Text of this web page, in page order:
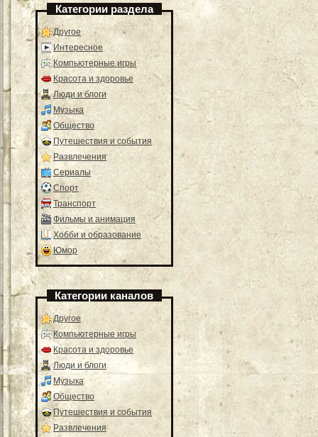
Категории раздела
Другое
Интересное
Компьютерные игры
Красота и здоровье
Люди и блоги
Музыка
Общество
Путешествия и события
Развлечения
Сериалы
Спорт
Транспорт
Фильмы и анимация
Хобби и образование
Юмор
Категории каналов
Другое
Компьютерные игры
Красота и здоровье
Люди и блоги
Музыка
Общество
Путешествия и события
Развлечения